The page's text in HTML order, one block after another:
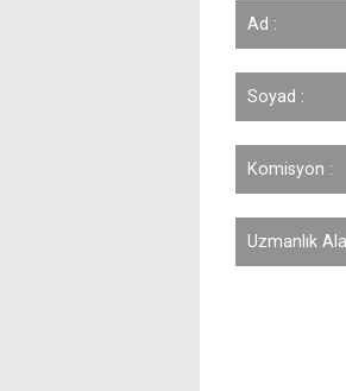
Ad :
Soyad :
Komisyon :
Uzmanlık